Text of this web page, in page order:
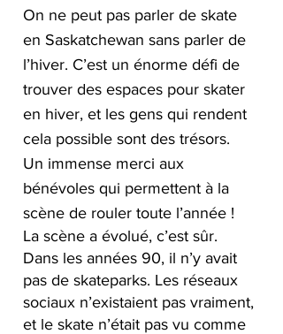
On ne peut pas parler de skate
en Saskatchewan sans parler de
l’hiver. C’est un énorme défi de
trouver des espaces pour skater
en hiver, et les gens qui rendent
cela possible sont des trésors.
Un immense merci aux
bénévoles qui permettent à la
scène de rouler toute l’année !
La scène a évolué, c’est sûr.
Dans les années 90, il n’y avait
pas de skateparks. Les réseaux
sociaux n’existaient pas vraiment,
et le skate n’était pas vu comme